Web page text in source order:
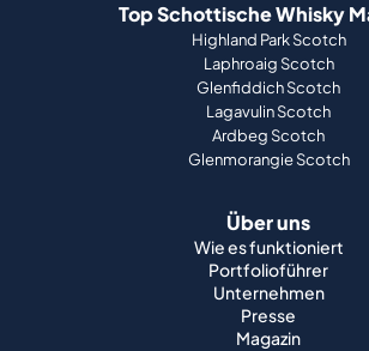
Top Schottische Whisky
Highland Park Scotch
Laphroaig Scotch
Glenfiddich Scotch
Lagavulin Scotch
Ardbeg Scotch
Glenmorangie Scotch
Über uns
Wie es funktioniert
Portfolioführer
Unternehmen
Presse
Magazin